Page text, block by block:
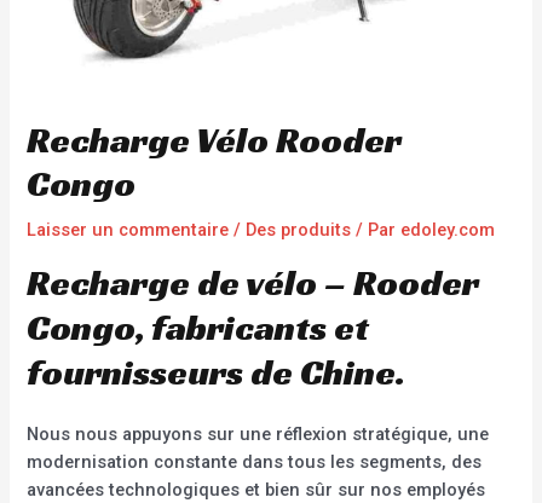
Recharge Vélo Rooder
Congo
Laisser un commentaire / Des produits / Par edoley.com
Recharge de vélo – Rooder
Congo, fabricants et
fournisseurs de Chine.
Nous nous appuyons sur une réflexion stratégique, une
modernisation constante dans tous les segments, des
avancées technologiques et bien sûr sur nos employés